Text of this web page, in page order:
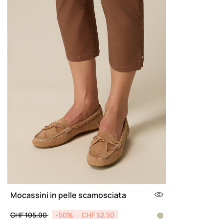
Mocassini in pelle scamosciata
Price reduced from
CHF 105,00 to-50% CHF 52,50